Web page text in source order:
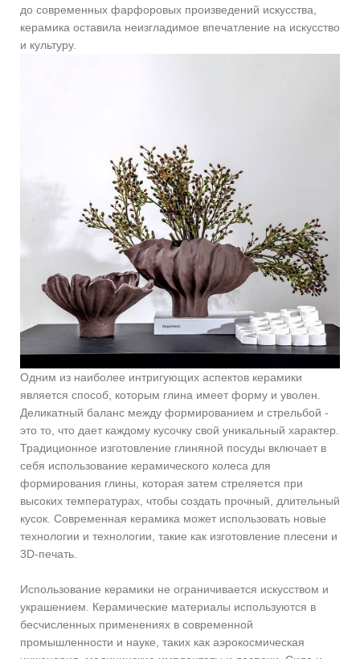
до современных фарфоровых произведений искусства,
керамика оставила неизгладимое впечатление на искусство
и культуру.
Одним из наиболее интригующих аспектов керамики
является способ, которым глина имеет форму и уволен.
Деликатный баланс между формированием и стрельбой -
это то, что дает каждому кусочку свой уникальный характер.
Традиционное изготовление глиняной посуды включает в
себя использование керамического колеса для
формирования глины, которая затем стреляется при
высоких температурах, чтобы создать прочный, длительный
кусок. Современная керамика может использовать новые
технологии и технологии, такие как изготовление плесени и
3D-печать.
Использование керамики не ограничивается искусством и
украшением. Керамические материалы используются в
бесчисленных применениях в современной
промышленности и науке, таких как аэрокосмическая